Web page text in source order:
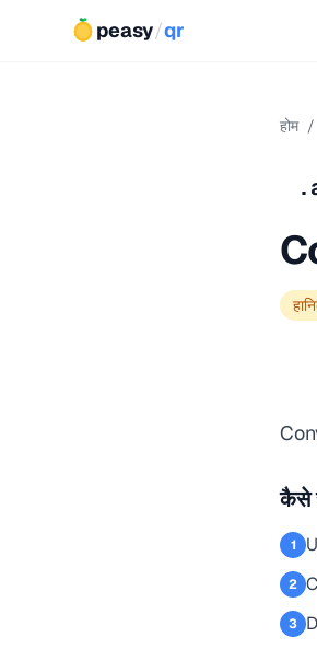
peasy/qr
होम /
कैसे
1
2
3